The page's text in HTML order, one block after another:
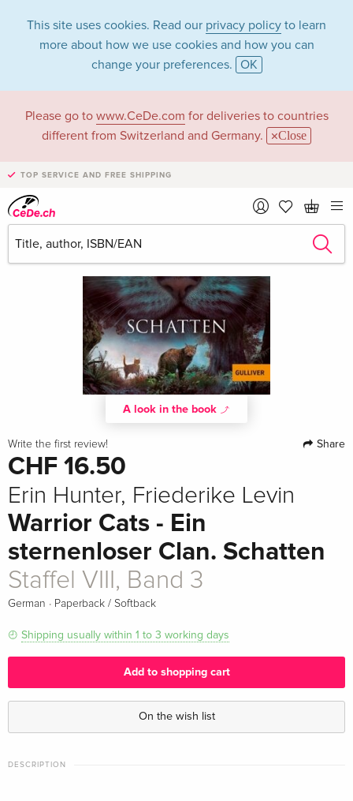
This site uses cookies. Read our privacy policy to learn
more about how we use cookies and how you can
change your preferences. OK
Please go to www.CeDe.com for deliveries to countries
different from Switzerland and Germany.
Close
TOP SERVICE AND FREE SHIPPING
A look in the book
Write the first review! Share
CHF 16.50
Erin Hunter, Friederike Levin
Warrior Cats - Ein
sternenloser Clan. Schatten
Staffel VIII, Band 3
German · Paperback / Softback
Shipping usually within 1 to 3 working days
Add to shopping cart
On the wish list
DESCRIPTION